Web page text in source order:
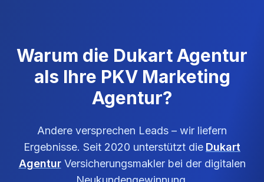
Warum die Dukart Agentur
als Ihre PKV Marketing
Agentur?
Andere versprechen Leads – wir liefern
Ergebnisse. Seit 2020 unterstützt die Dukart
AgenturVersicherungsmakler bei der digitalen